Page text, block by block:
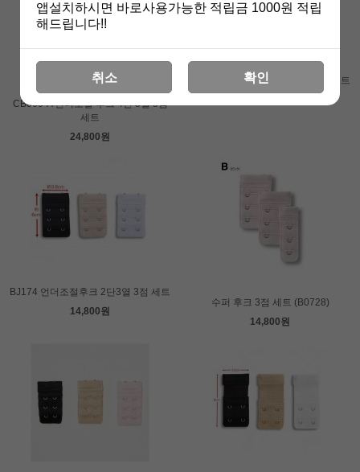
CB060-A 언더조절 후크 4단 3열 5점
세트
24,800원
BJ175 언더조절후크 3단3열 3점 세트
BJ174 언더조절후크 2단3열 3점 세트
14,800원
수퍼 후크 3점 세트 (B0728)
14,800원
앱설치하시면 바로사용가능한 적립금 1000원 적립
해드립니다!!
취소 확인